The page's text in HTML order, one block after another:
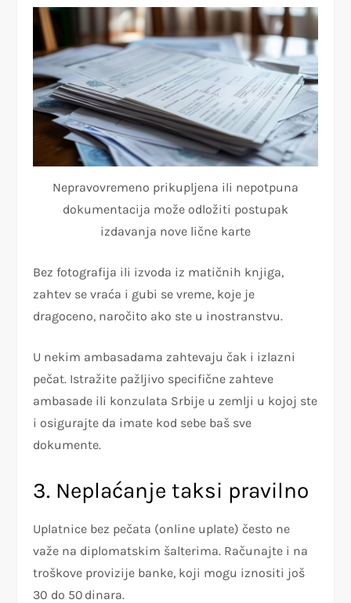
Nepravovremeno prikupljena ili nepotpuna
dokumentacija može odložiti postupak
izdavanja nove lične karte
Bez fotografija ili izvoda iz matičnih knjiga,
zahtev se vraća i gubi se vreme, koje je
dragoceno, naročito ako ste u inostranstvu.
U nekim ambasadama zahtevaju čak i izlazni
pečat. Istražite pažljivo specifične zahteve
ambasade ili konzulata Srbije u zemlji u kojoj ste
i osigurajte da imate kod sebe baš sve
dokumente.
3. Neplaćanje taksi pravilno
Uplatnice bez pečata (online uplate) često ne
važe na diplomatskim šalterima. Računajte i na
troškove provizije banke, koji mogu iznositi još
30 do 50 dinara.